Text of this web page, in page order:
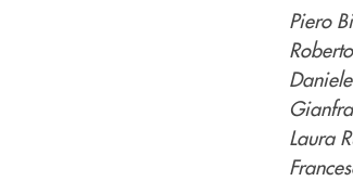
Piero
Laura